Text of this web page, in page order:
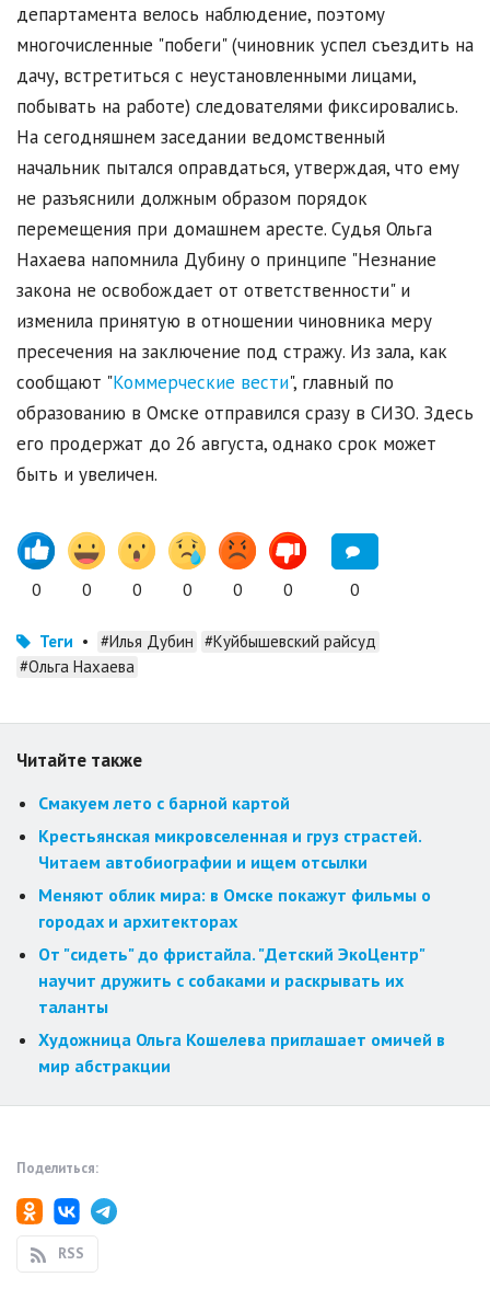
департамента велось наблюдение, поэтому
многочисленные "побеги" (чиновник успел съездить на
дачу, встретиться с неустановленными лицами,
побывать на работе) следователями фиксировались.
На сегодняшнем заседании ведомственный
начальник пытался оправдаться, утверждая, что ему
не разъяснили должным образом порядок
перемещения при домашнем аресте. Судья Ольга
Нахаева напомнила Дубину о принципе "Незнание
закона не освобождает от ответственности" и
изменила принятую в отношении чиновника меру
пресечения на заключение под стражу. Из зала, как
сообщают "Коммерческие вести", главный по
образованию в Омске отправился сразу в СИЗО. Здесь
его продержат до 26 августа, однако срок может
быть и увеличен.
0 0 0 0 0 0 0
Теги • #Илья Дубин #Куйбышевский райсуд
#Ольга Нахаева
Читайте также
Смакуем лето с барной картой
Крестьянская микровселенная и груз страстей.
Читаем автобиографии и ищем отсылки
Меняют облик мира: в Омске покажут фильмы о
городах и архитекторах
От "сидеть" до фристайла. "Детский ЭкоЦентр"
научит дружить с собаками и раскрывать их
таланты
Художница Ольга Кошелева приглашает омичей в
мир абстракции
Поделиться:
RSS